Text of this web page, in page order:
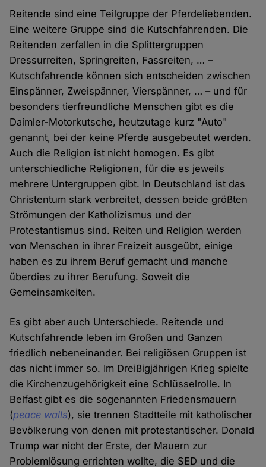
Reitende sind eine Teilgruppe der Pferdeliebenden.
Eine weitere Gruppe sind die Kutschfahrenden. Die
Reitenden zerfallen in die Splittergruppen
Dressurreiten, Springreiten, Fassreiten, … –
Kutschfahrende können sich entscheiden zwischen
Einspänner, Zweispänner, Vierspänner, … – und für
besonders tierfreundliche Menschen gibt es die
Daimler-Motorkutsche, heutzutage kurz "Auto"
genannt, bei der keine Pferde ausgebeutet werden.
Auch die Religion ist nicht homogen. Es gibt
unterschiedliche Religionen, für die es jeweils
mehrere Untergruppen gibt. In Deutschland ist das
Christentum stark verbreitet, dessen beide größten
Strömungen der Katholizismus und der
Protestantismus sind. Reiten und Religion werden
von Menschen in ihrer Freizeit ausgeübt, einige
haben es zu ihrem Beruf gemacht und manche
überdies zu ihrer Berufung. Soweit die
Gemeinsamkeiten.
Es gibt aber auch Unterschiede. Reitende und
Kutschfahrende leben im Großen und Ganzen
friedlich nebeneinander. Bei religiösen Gruppen ist
das nicht immer so. Im Dreißigjährigen Krieg spielte
die Kirchenzugehörigkeit eine Schlüsselrolle. In
Belfast gibt es die sogenannten Friedensmauern
(peace walls), sie trennen Stadtteile mit katholischer
Bevölkerung von denen mit protestantischer. Donald
Trump war nicht der Erste, der Mauern zur
Problemlösung errichten wollte, die SED und die